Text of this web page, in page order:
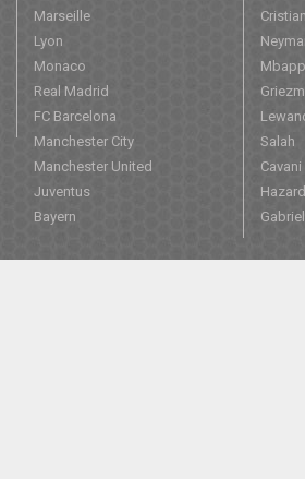
Marseille
Lyon
Monaco
Real Madrid
FC Barcelona
Manchester City
Manchester United
Juventus
Bayern
Salah
Cavani
Hazard